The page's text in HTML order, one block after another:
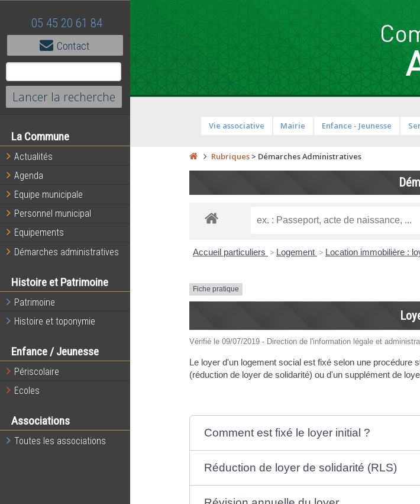
05 45 20 61 84
Contact
La Commune
Actualités
Agenda
Equipe municipale
Personnel municipal
Equipements
Démarches administratives
Histoire et Patrimoine
Patrimoine
Histoire et toponymie
Enfance / Jeunesse
Périscolaire
Ecoles
Associations
Toutes les associations
Vie associative Mairie Enfance - Jeunesse
Rubriques> Démarches Administratives
Accueil particuliers > Logement > Location immobilière :
Fiche pratique
Vérifié le 09/07/2019 - Direction de l'information légale et
Le loyer d'un logement social est fixé selon une procédure
(réduction de loyer de solidarité) ou d'un supplément de
Comment est fixé le loyer initial ?
Réduction de loyer de solidarité (RLS)